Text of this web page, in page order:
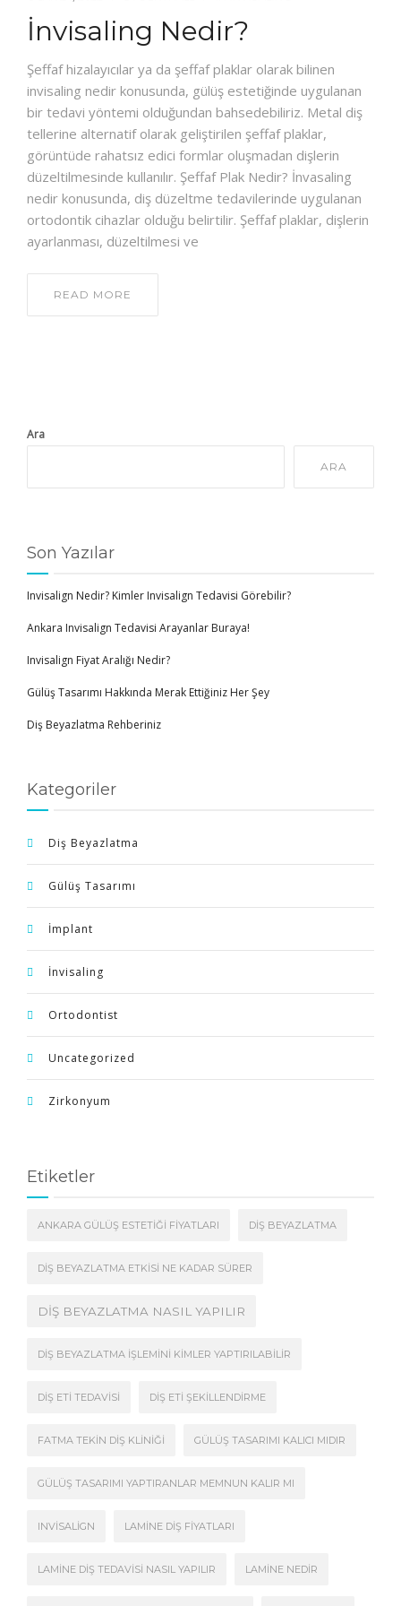
DENTHAL CLINIC
İnvisaling Nedir?
Şeffaf hizalayıcılar ya da şeffaf plaklar olarak bilinen
invisaling nedir konusunda, gülüş estetiğinde uygulanan
bir tedavi yöntemi olduğundan bahsedebiliriz. Metal diş
tellerine alternatif olarak geliştirilen şeffaf plaklar,
görüntüde rahatsız edici formlar oluşmadan dişlerin
düzeltilmesinde kullanılır. Şeffaf Plak Nedir? İnvasaling
nedir konusunda, diş düzeltme tedavilerinde uygulanan
ortodontik cihazlar olduğu belirtilir. Şeffaf plaklar, dişlerin
ayarlanması, düzeltilmesi ve
READ MORE
Ara
ARA
Son Yazılar
Invisalign Nedir? Kimler Invisalign Tedavisi Görebilir?
Ankara Invisalign Tedavisi Arayanlar Buraya!
Invisalign Fiyat Aralığı Nedir?
Gülüş Tasarımı Hakkında Merak Ettiğiniz Her Şey
Diş Beyazlatma Rehberiniz
Kategoriler
Diş Beyazlatma
Gülüş Tasarımı
İmplant
İnvisaling
Ortodontist
Uncategorized
Zirkonyum
Etiketler
ANKARA GÜLÜŞ ESTETIĞI FIYATLARI DIŞ BEYAZLATMA
DIŞ BEYAZLATMA ETKISI NE KADAR SÜRER
DIŞ BEYAZLATMA NASIL YAPILIR
DIŞ BEYAZLATMA İŞLEMINI KIMLER YAPTIRILABILIR
DIŞ ETI TEDAVISI DIŞ ETI ŞEKILLENDIRME
FATMA TEKIN DIŞ KLINIĞI GÜLÜŞ TASARIMI KALICI MIDIR
GÜLÜŞ TASARIMI YAPTIRANLAR MEMNUN KALIR MI
INVISALIGN LAMINE DIŞ FIYATLARI
LAMINE DIŞ TEDAVISI NASIL YAPILIR LAMINE NEDIR